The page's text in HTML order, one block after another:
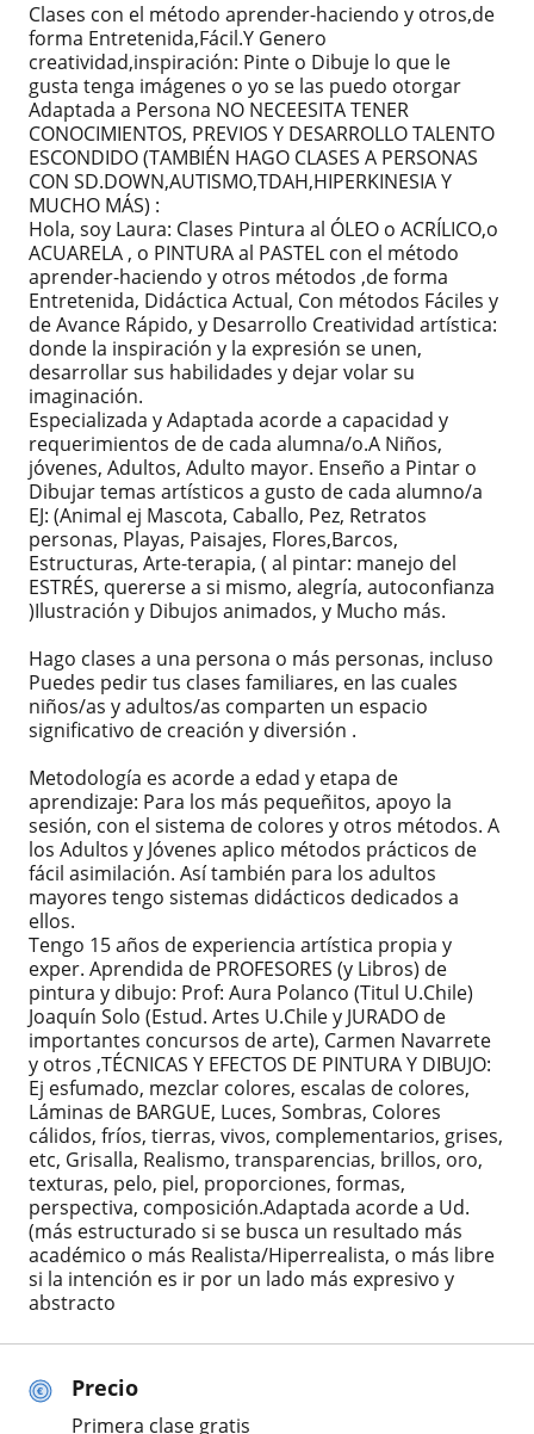
Precio
Primera clase gratis
Clases con el método aprender-haciendo y otros,de
forma Entretenida,Fácil.Y Genero
creatividad,inspiración: Pinte o Dibuje lo que le
gusta tenga imágenes o yo se las puedo otorgar
Adaptada a Persona NO NECEESITA TENER
CONOCIMIENTOS, PREVIOS Y DESARROLLO TALENTO
ESCONDIDO (TAMBIÉN HAGO CLASES A PERSONAS
CON SD.DOWN,AUTISMO,TDAH,HIPERKINESIA Y
MUCHO MÁS) :
Hola, soy Laura: Clases Pintura al ÓLEO o ACRÍLICO,o
ACUARELA , o PINTURA al PASTEL con el método
aprender-haciendo y otros métodos ,de forma
Entretenida, Didáctica Actual, Con métodos Fáciles y
de Avance Rápido, y Desarrollo Creatividad artística:
donde la inspiración y la expresión se unen,
desarrollar sus habilidades y dejar volar su
imaginación.
Especializada y Adaptada acorde a capacidad y
requerimientos de de cada alumna/o.A Niños,
jóvenes, Adultos, Adulto mayor. Enseño a Pintar o
Dibujar temas artísticos a gusto de cada alumno/a
EJ: (Animal ej Mascota, Caballo, Pez, Retratos
personas, Playas, Paisajes, Flores,Barcos,
Estructuras, Arte-terapia, ( al pintar: manejo del
ESTRÉS, quererse a si mismo, alegría, autoconfianza
)Ilustración y Dibujos animados, y Mucho más.
Hago clases a una persona o más personas, incluso
Puedes pedir tus clases familiares, en las cuales
niños/as y adultos/as comparten un espacio
significativo de creación y diversión .
Metodología es acorde a edad y etapa de
aprendizaje: Para los más pequeñitos, apoyo la
sesión, con el sistema de colores y otros métodos. A
los Adultos y Jóvenes aplico métodos prácticos de
fácil asimilación. Así también para los adultos
mayores tengo sistemas didácticos dedicados a
ellos.
Tengo 15 años de experiencia artística propia y
exper. Aprendida de PROFESORES (y Libros) de
pintura y dibujo: Prof: Aura Polanco (Titul U.Chile)
Joaquín Solo (Estud. Artes U.Chile y JURADO de
importantes concursos de arte), Carmen Navarrete
y otros ,TÉCNICAS Y EFECTOS DE PINTURA Y DIBUJO:
Ej esfumado, mezclar colores, escalas de colores,
Láminas de BARGUE, Luces, Sombras, Colores
cálidos, fríos, tierras, vivos, complementarios, grises,
etc, Grisalla, Realismo, transparencias, brillos, oro,
texturas, pelo, piel, proporciones, formas,
perspectiva, composición.Adaptada acorde a Ud.
(más estructurado si se busca un resultado más
académico o más Realista/Hiperrealista, o más libre
si la intención es ir por un lado más expresivo y
abstracto